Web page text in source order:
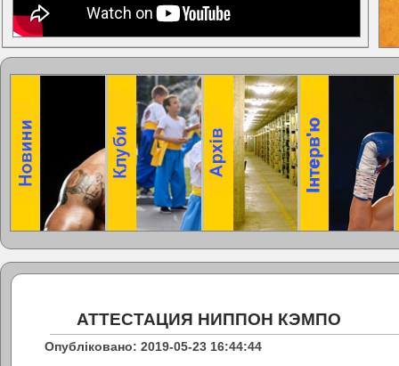
АТТЕСТАЦИЯ НИППОН КЭМПО
Опубліковано: 2019-05-23 16:44:44